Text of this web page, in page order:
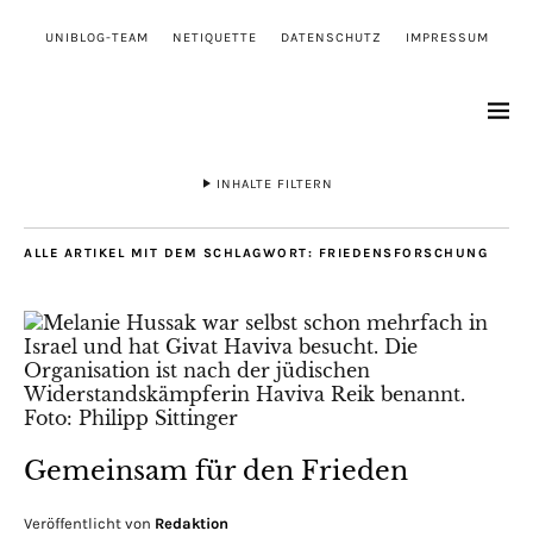
UNIBLOG-TEAM NETIQUETTE DATENSCHUTZ IMPRESSUM
INHALTE FILTERN
ALLE ARTIKEL MIT DEM SCHLAGWORT: FRIEDENSFORSCHUNG
Gemeinsam für den Frieden
Veröffentlicht von Redaktion